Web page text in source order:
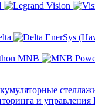
Vision
EnerSys
MNB